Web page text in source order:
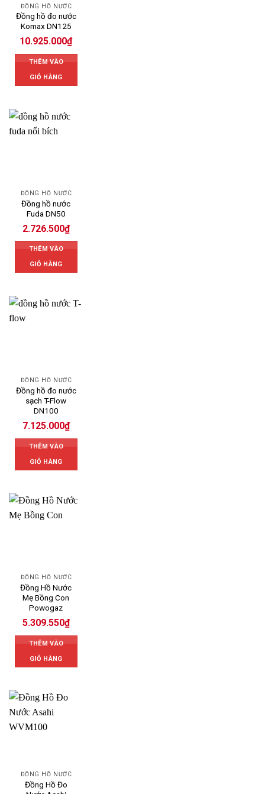
ĐỒNG HỒ NƯỚC
Đồng hồ đo nước
Komax DN125
10.925.000₫
THÊM VÀO
GIỎ HÀNG
ĐỒNG HỒ NƯỚC
Đồng hồ nước
Fuda DN50
2.726.500₫
THÊM VÀO
GIỎ HÀNG
ĐỒNG HỒ NƯỚC
Đồng hồ đo nước
sạch T-Flow
DN100
7.125.000₫
THÊM VÀO
GIỎ HÀNG
ĐỒNG HỒ NƯỚC
Đồng Hồ Nước
Mẹ Bồng Con
Powogaz
5.309.550₫
THÊM VÀO
GIỎ HÀNG
ĐỒNG HỒ NƯỚC
Đồng Hồ Đo